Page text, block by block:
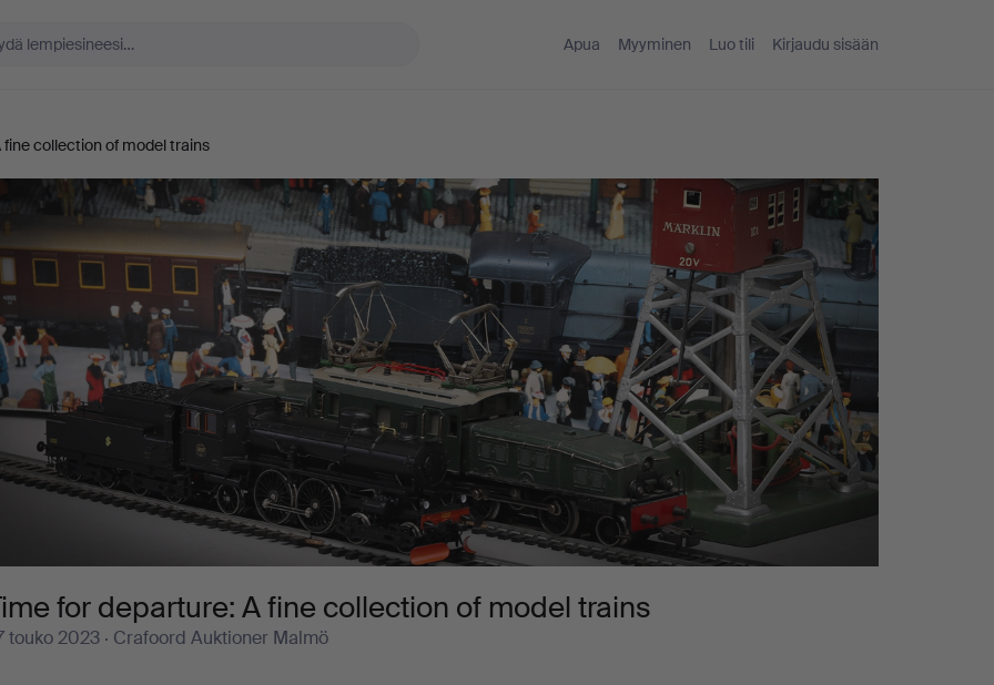
Apua Myyminen Luo tili Kirjaudu sisään
collection of model trains
for departure: A fine collection of model trains
touko 2023 · Crafoord Auktioner Malmö